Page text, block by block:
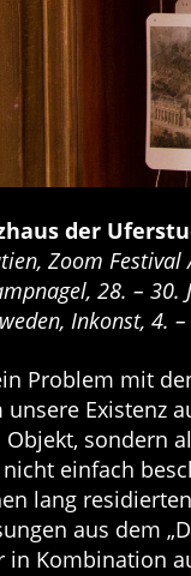
der
Zoom
28. – 30.
Inkonst, 4.
Problem mit
unsere Existenz
Objekt, sondern
einfach
lang
aus dem
in Kombination